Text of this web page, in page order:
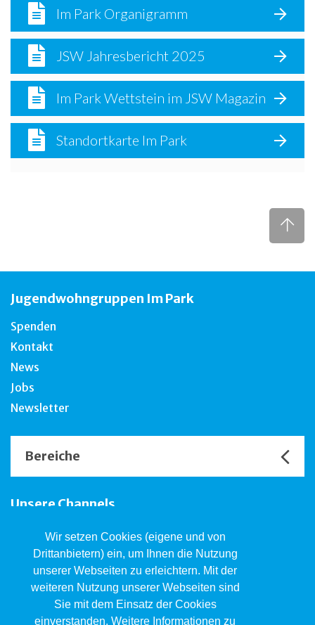
Wir setzen Cookies (eigene und von
Drittanbietern) ein, um Ihnen die Nutzung
unserer Webseiten zu erleichtern. Mit der
weiteren Nutzung unserer Webseiten sind
Sie mit dem Einsatz der Cookies
einverstanden. Weitere Informationen zu
Im Park Organigramm
JSW Jahresbericht 2025
Im Park Wettstein im JSW Magazin
Standortkarte Im Park
Jugendwohngruppen Im Park
Spenden
Kontakt
News
Jobs
Newsletter
Bereiche
Unsere Channels
Jugendwohngruppen Im Park
Totentanz 5, 4051 Basel
061 551 11 92
impark@jsw.swiss